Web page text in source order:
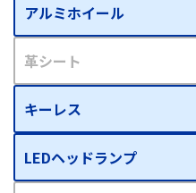
アルミホイール
革シート
キーレス
LEDヘッドランプ